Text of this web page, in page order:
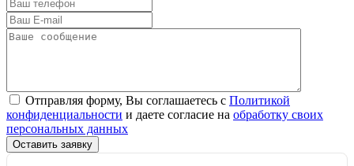
Отправляя форму, Вы соглашаетесь с Политикой
конфиденциальности и даете согласие на обработку своих
персональных данных